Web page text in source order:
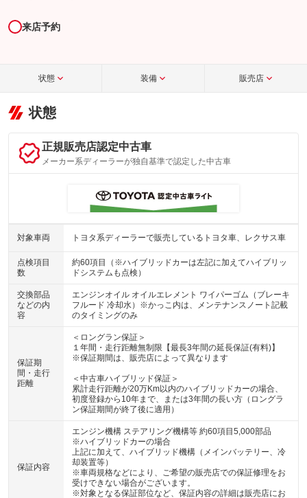
来店予約
状態 装備 販売店
状態
正規販売店認定中古車
メーカー系ディーラーが独自基準で認定した中古車
対象車両 トヨタ系ディーラーで販売しているトヨタ車、レクサス車
点検項目
数
約60項目（※ハイブリッドカーは左記に加えてハイブリッ
ドシステムも点検）
交換部品
などの内
容
エンジンオイル オイルエレメント ワイパーゴム（ブレーキ
フルード 冷却水）※かっこ内は、メンテナンスノート記載
のタイミングのみ
保証期
間・走行
距離
＜ロングラン保証＞
１年間・走行距離無制限【最長3年間の延長保証(有料)】
※保証期間は、販売店によって異なります
＜中古車ハイブリッド保証＞
累計走行距離が20万Km以内のハイブリッドカーの場合、
初度登録から10年まで、または3年間の長い方（ロングラ
ン保証期間が終了後に適用）
保証内容
エンジン機構 ステアリング機構等 約60項目5,000部品
※ハイブリッドカーの場合
上記に加えて、ハイブリッド機構（メインバッテリー、冷
却装置等）
※車両規格などにより、ご希望の販売店での保証修理をお
受けできない場合がございます。
※対象となる保証部位など、保証内容の詳細は販売店にお